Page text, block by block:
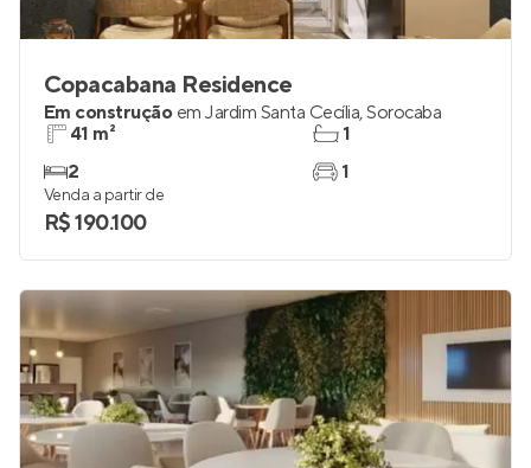
Copacabana Residence
Em construção em Jardim Santa Cecília,Sorocaba
41 m²
2
1
1
Venda a partir de
R$ 190.100